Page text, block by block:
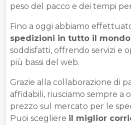
peso del pacco e dei tempi
Fino a oggi abbiamo
spedizioni in tutto il mondo
soddisfatti, offrendo servizi e
più bassi del web.
Grazie alla collaborazione di
affidabili, riusciamo sempre a
prezzo sul mercato per le
Puoi scegliere il miglior